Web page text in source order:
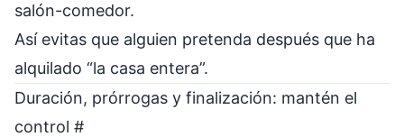
salón-comedor.
Así evitas que alguien pretenda después que ha
alquilado “la casa entera”.
Duración, prórrogas y finalización: mantén el
control #